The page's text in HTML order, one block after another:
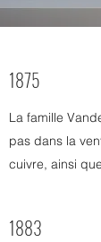
1875
La famille
pas dans la
cuivre, ainsi
1883